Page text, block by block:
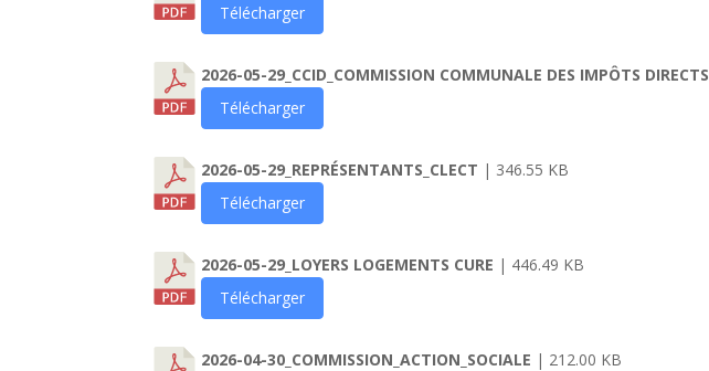
Télécharger
2026-05-29_CCID_COMMISSION COMMUNALE DES IMPÔTS DIRECTS
Télécharger
2026-05-29_REPRÉSENTANTS_CLECT | 346.55 KB
Télécharger
2026-05-29_LOYERS LOGEMENTS CURE | 446.49 KB
Télécharger
2026-04-30_COMMISSION_ACTION_SOCIALE | 212.00 KB